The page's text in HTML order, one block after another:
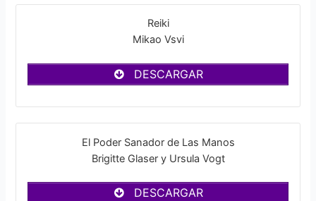
Reiki
Mikao Vsvi
DESCARGAR
El Poder Sanador de Las Manos
Brigitte Glaser y Ursula Vogt
DESCARGAR